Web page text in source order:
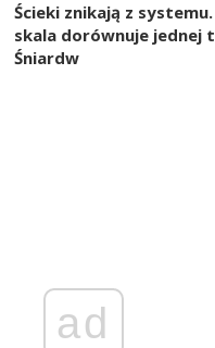
Ścieki znikają z
skala dorównuje jednej
Śniardw
ad